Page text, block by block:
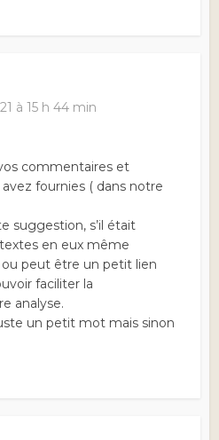
à 15 h 44 min
commentaires et
fournies ( dans notre
suggestion, s’il était
en eux même
peut être un petit lien
faciliter la
analyse.
un petit mot mais sinon